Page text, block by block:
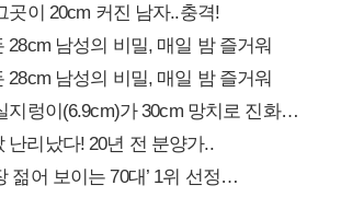
곳이 20cm 커진 남자..충격!
28cm 남성의 비밀, 매일 밤 즐거워
28cm 남성의 비밀, 매일 밤 즐거워
지렁이(6.9cm)가 30cm 망치로 진화…
난리났다! 20년 전 분양가..
젊어 보이는 70대’ 1위 선정…